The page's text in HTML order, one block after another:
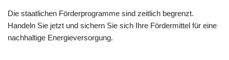
Die staatlichen Förderprogramme sind zeitlich begrenzt.
Handeln Sie jetzt und sichern Sie sich Ihre Fördermittel für eine
nachhaltige Energieversorgung.